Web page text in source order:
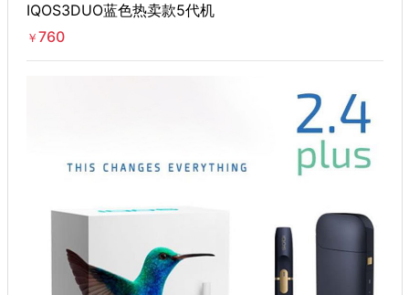
IQOS3DUO蓝色热卖款5代机
￥ 760